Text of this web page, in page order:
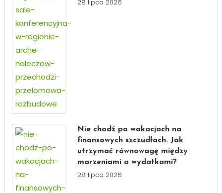
28 lipca 2026
Nie chodź po wakacjach na
finansowych szczudłach. Jak
utrzymać równowagę między
marzeniami a wydatkami?
28 lipca 2026